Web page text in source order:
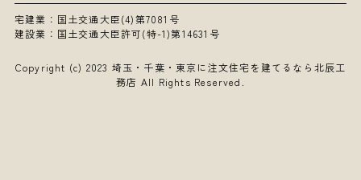
宅建業：国土交通大臣(4)第7081号
建設業：国土交通大臣許可(特-1)第14631号
Copyright (c) 2023 埼玉・千葉・東京に注文住宅を建てるなら北辰工
務店 All Rights Reserved.